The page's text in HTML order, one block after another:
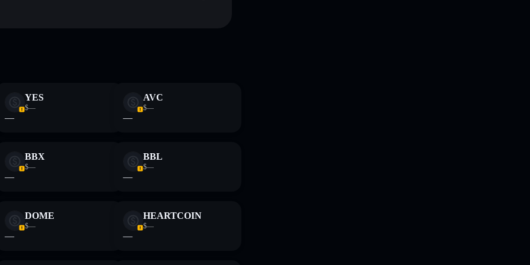
fines educativos y no constituye asesoramiento
YES
$—
—
AVC
$—
—
BBX
$—
—
BBL
$—
—
DOME
$—
—
HEARTCOIN
$—
—